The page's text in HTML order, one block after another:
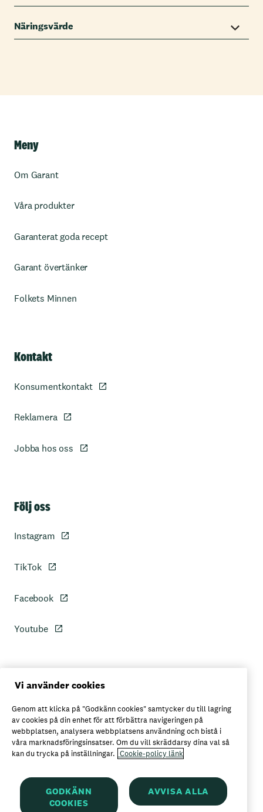
Näringsvärde
Meny
Om Garant
Våra produkter
Garanterat goda recept
Garant övertänker
Folkets Minnen
Kontakt
Konsumentkontakt
Reklamera
Jobba hos oss
Följ oss
Instagram
TikTok
Facebook
Youtube
Personuppgiftspolicy
Axfoods integritetspolicy
Här kan du köpa Garant
Vi använder cookies
Genom att klicka på "Godkänn cookies" samtycker du till lagring
av cookies på din enhet för att förbättra navigeringen på
webbplatsen, analysera webbplatsens användning och bistå i
våra marknadsföringsinsatser. Om du vill skräddarsy dina val så
kan du trycka på inställningar. Cookie-policy länk
GODKÄNN
COOKIES
AVVISA ALLA